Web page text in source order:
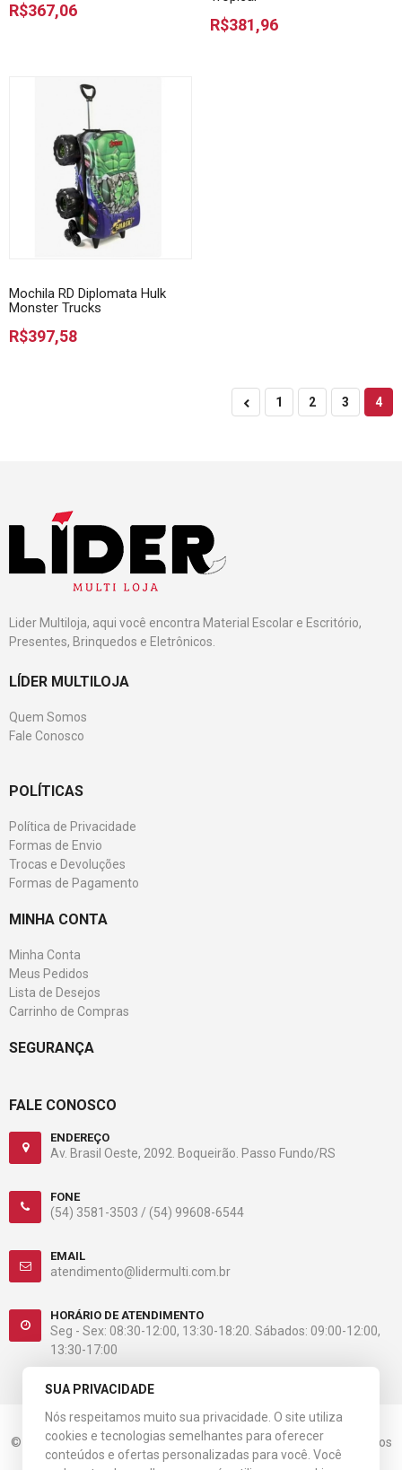
R$367,06
R$381,96
Mochila RD Diplomata Hulk
Monster Trucks
R$397,58
1 2 3 4
Lider Multiloja, aqui você encontra Material Escolar e Escritório,
Presentes, Brinquedos e Eletrônicos.
LÍDER MULTILOJA
Quem Somos
Fale Conosco
POLÍTICAS
Política de Privacidade
Formas de Envio
Trocas e Devoluções
Formas de Pagamento
MINHA CONTA
Minha Conta
Meus Pedidos
Lista de Desejos
Carrinho de Compras
SEGURANÇA
FALE CONOSCO
ENDEREÇO
Av. Brasil Oeste, 2092. Boqueirão. Passo Fundo/RS
FONE
(54) 3581-3503 / (54) 99608-6544
EMAIL
atendimento@lidermulti.com.br
HORÁRIO DE ATENDIMENTO
Seg - Sex: 08:30-12:00, 13:30-18:20. Sábados: 09:00-12:00,
13:30-17:00
© 2023 Líder Multiloja. CNPJ: 08.536.984/0001-31. Todos os direitos
SUA PRIVACIDADE
Nós respeitamos muito sua privacidade. O site utiliza
cookies e tecnologias semelhantes para oferecer
conteúdos e ofertas personalizadas para você. Você